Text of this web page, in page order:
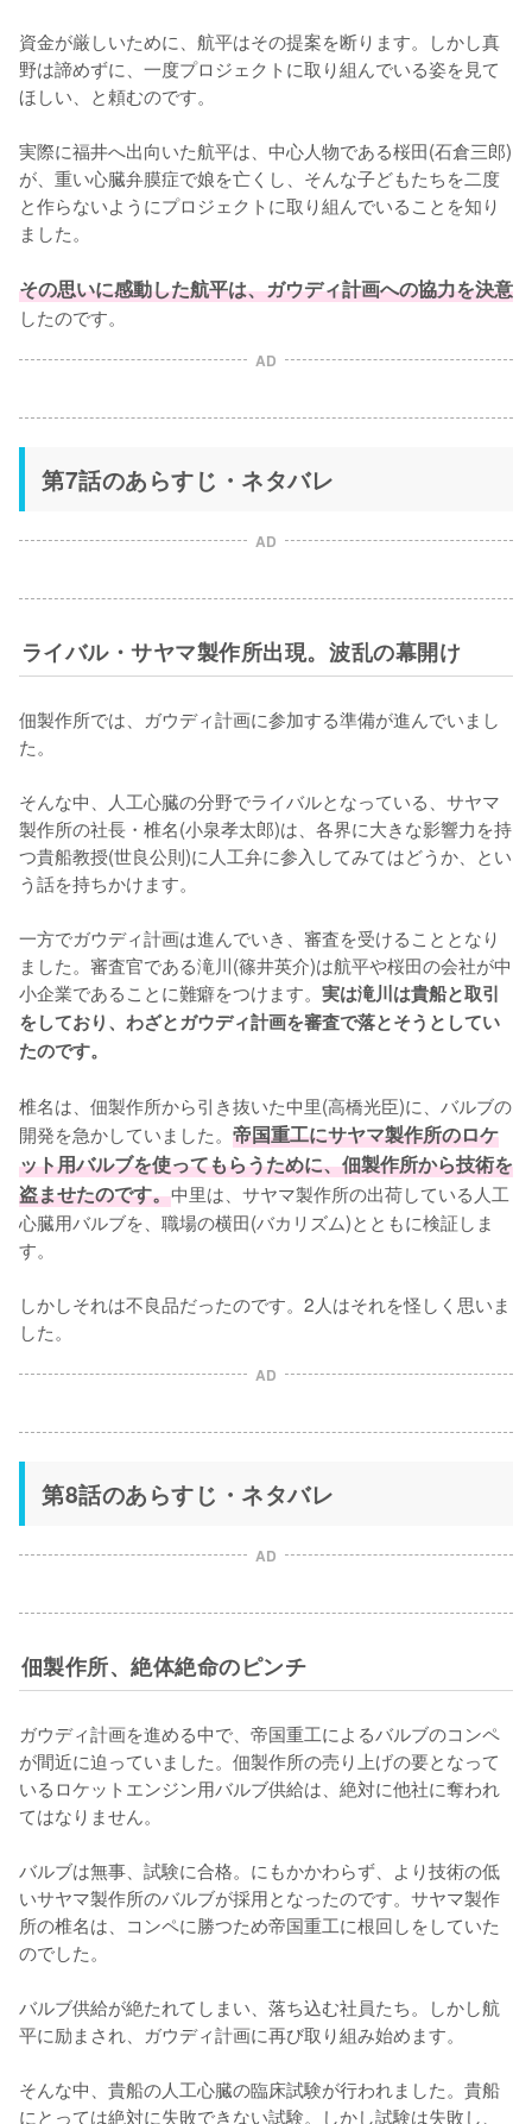
資金が厳しいために、航平はその提案を断ります。しかし真
野は諦めずに、一度プロジェクトに取り組んでいる姿を見て
ほしい、と頼むのです。
実際に福井へ出向いた航平は、中心人物である桜田(石倉三郎)
が、重い心臓弁膜症で娘を亡くし、そんな子どもたちを二度
と作らないようにプロジェクトに取り組んでいることを知り
ました。
その思いに感動した航平は、ガウディ計画への協力を決意
したのです。
AD
第7話のあらすじ・ネタバレ
AD
ライバル・サヤマ製作所出現。波乱の幕開け
佃製作所では、ガウディ計画に参加する準備が進んでいまし
た。
そんな中、人工心臓の分野でライバルとなっている、サヤマ
製作所の社長・椎名(小泉孝太郎)は、各界に大きな影響力を持
つ貴船教授(世良公則)に人工弁に参入してみてはどうか、とい
う話を持ちかけます。
一方でガウディ計画は進んでいき、審査を受けることとなり
ました。審査官である滝川(篠井英介)は航平や桜田の会社が中
小企業であることに難癖をつけます。 実は滝川は貴船と取引
をしており、わざとガウディ計画を審査で落とそうとしてい
たのです。
椎名は、佃製作所から引き抜いた中里(高橋光臣)に、バルブの
開発を急かしていました。 帝国重工にサヤマ製作所のロケ
ット用バルブを使ってもらうために、佃製作所から技術を
盗ませたのです。中里は、サヤマ製作所の出荷している人工
心臓用バルブを、職場の横田(バカリズム)とともに検証しま
す。
しかしそれは不良品だったのです。2人はそれを怪しく思いま
した。
AD
第8話のあらすじ・ネタバレ
AD
佃製作所、絶体絶命のピンチ
ガウディ計画を進める中で、帝国重工によるバルブのコンペ
が間近に迫っていました。佃製作所の売り上げの要となって
いるロケットエンジン用バルブ供給は、絶対に他社に奪われ
てはなりません。
バルブは無事、試験に合格。にもかかわらず、より技術の低
いサヤマ製作所のバルブが採用となったのです。サヤマ製作
所の椎名は、コンペに勝つため帝国重工に根回しをしていた
のでした。
バルブ供給が絶たれてしまい、落ち込む社員たち。しかし航
平に励まされ、ガウディ計画に再び取り組み始めます。
そんな中、貴船の人工心臓の臨床試験が行われました。貴船
にとっては絶対に失敗できない試験。しかし試験は失敗し、